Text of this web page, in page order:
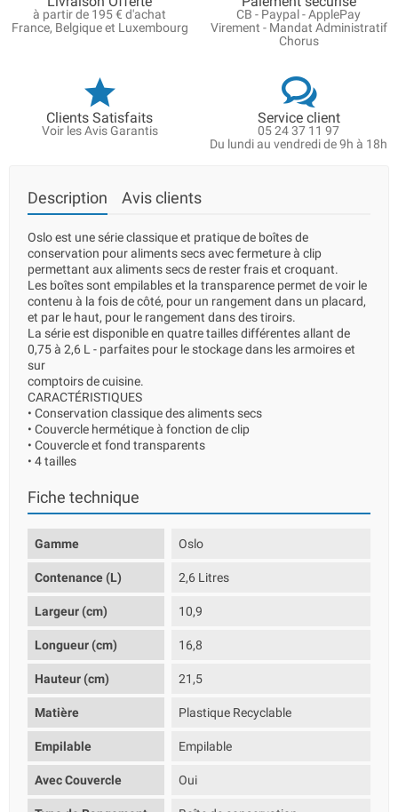
à partir de 195 € d'achat
France, Belgique et Luxembourg
CB - Paypal - ApplePay
Virement - Mandat Administratif
Chorus
Clients Satisfaits
Voir les Avis Garantis
Service client
05 24 37 11 97
Du lundi au vendredi de 9h à 18h
Description Avis clients
Oslo est une série classique et pratique de boîtes de
conservation pour aliments secs avec fermeture à clip
permettant aux aliments secs de rester frais et croquant.
Les boîtes sont empilables et la transparence permet de voir le
contenu à la fois de côté, pour un rangement dans un placard,
et par le haut, pour le rangement dans des tiroirs.
La série est disponible en quatre tailles différentes allant de
0,75 à 2,6 L - parfaites pour le stockage dans les armoires et
sur
comptoirs de cuisine.
CARACTÉRISTIQUES
• Conservation classique des aliments secs
• Couvercle hermétique à fonction de clip
• Couvercle et fond transparents
• 4 tailles
Fiche technique
Gamme Oslo
Contenance (L) 2,6 Litres
Largeur (cm) 10,9
Longueur (cm) 16,8
Hauteur (cm) 21,5
Matière Plastique Recyclable
Empilable Empilable
Avec Couvercle Oui